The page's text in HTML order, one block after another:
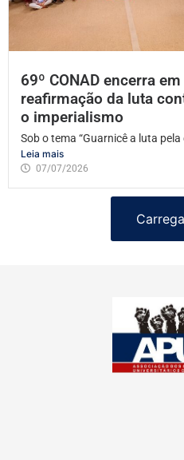
69º CONAD encerra
reafirmação da luta
o imperialismo
Sob o tema “Guarnicê a luta
Leia mais
07/07/2026